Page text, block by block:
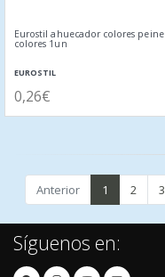
Eurostil ahuecador colores peine
colores 1un
EUROSTIL
0,26€
Anterior 1 2 3
Síguenos en: